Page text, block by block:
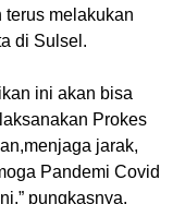
terus melakukan
di Sulsel.
ini akan bisa
Prokes
jarak,
Pandemi Covid
pungkasnya.